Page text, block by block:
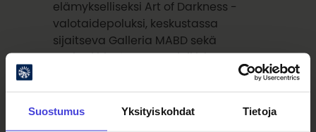
Suostumus Yksityiskohdat Tietoja
elämykselliseksi Art of Darkness -
valotaidepoluksi, keskustassa
sijaitseva Galleria MABD sekä
Keskuskirjasto Saaren julkisivu.
Biennaalin taiteilijat ovatKari